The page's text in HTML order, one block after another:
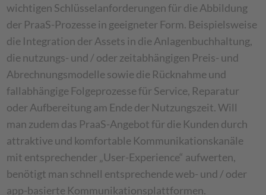
wichtigen Schlüsselanforderungen für die Abbildung
der PraaS-Prozesse in geeigneter Form. Beispielsweise
die Integration der Assets in die Anlagenbuchhaltung,
die nutzungs- und / oder zeitabhängigen Preis- und
Abrechnungsmodelle sowie die Rücknahme und
fallabhängige Folgeprozesse für Service, Reparatur
oder Aufbereitung am Ende der Nutzungszeit. Will
man zudem das PraaS-Angebot für die Kunden durch
attraktive und komfortable Kommunikationskanäle
mit entsprechender „User-Experience“ aufwerten,
benötigt man schnell entsprechende web- und / oder
app-basierte Kommunikationsplattformen.